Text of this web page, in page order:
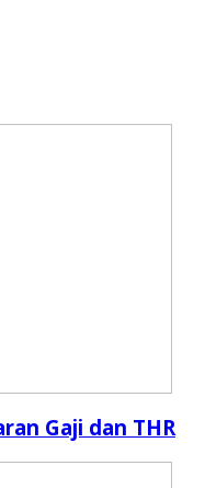
Gaji dan THR